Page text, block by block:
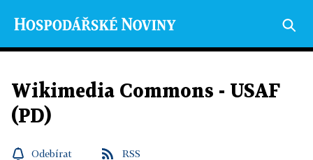
Wikimedia Commons - USAF
(PD)
Odebírat RSS